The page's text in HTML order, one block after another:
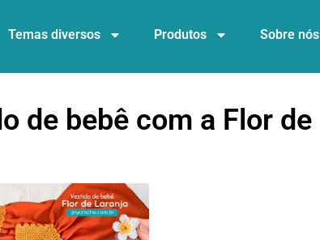
Temas diversos Produtos Sobre nós
de bebê com a Flor de